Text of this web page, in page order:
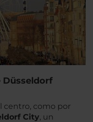
Düsseldorf
centro, como por
City, un